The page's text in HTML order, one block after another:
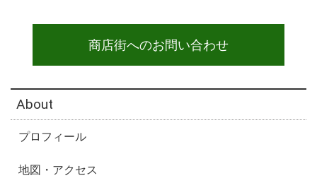
商店街へのお問い合わせ
About
プロフィール
地図・アクセス